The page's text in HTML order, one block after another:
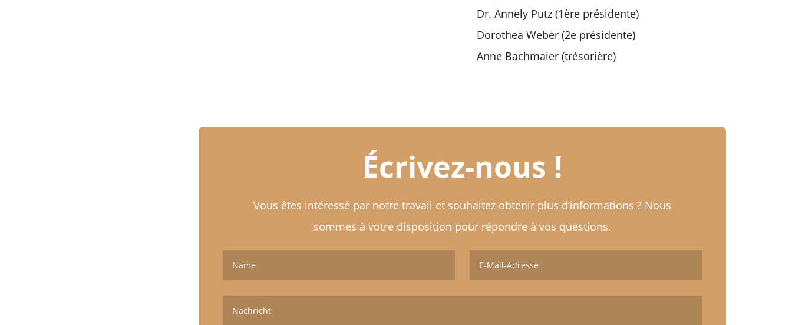
Dr. Annely Putz (1ère présidente)
Dorothea Weber (2e présidente)
Anne Bachmaier (trésorière)
Écrivez-nous !
Vous êtes intéressé par notre travail et souhaitez obtenir plus d’informations ? Nous
sommes à votre disposition pour répondre à vos questions.